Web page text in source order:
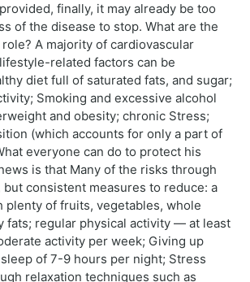
finally, it may already be too
of the disease to stop. What are the
A majority of cardiovascular
related factors can be
diet full of saturated fats, and sugar;
Smoking and excessive alcohol
and obesity; chronic Stress;
(which accounts for only a part of
everyone can do to protect his
is that Many of the risks through
consistent measures to reduce: a
plenty of fruits, vegetables, whole
fats; regular physical activity — at least
activity per week; Giving up
of 7-9 hours per night; Stress
relaxation techniques such as